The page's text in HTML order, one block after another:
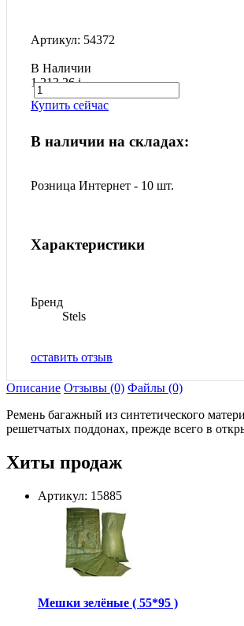
Артикул: 54372
В Наличии
1 213.26i
Купить сейчас
В наличии на складах:
Розница Интернет - 10 шт.
Характеристики
Бренд
Stels
оставить отзыв
Описание Отзывы (0) Файлы (0)
Ремень багажный из синтетического
решетчатых поддонах, прежде всего в
Хиты продаж
Артикул: 15885
Мешки зелёные ( 55*95 )